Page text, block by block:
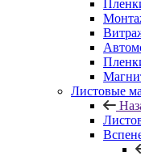
Листовые